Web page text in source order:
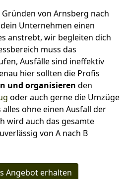
von Arnsberg nach
Unternehmen einen
anstrebt, wir begleiten dich
muss das
Ausfälle sind ineffektiv
hier sollten die Profis
und organisieren den
oder auch gerne die Umzüge
alles ohne einen Ausfall der
wird auch das gesamte
von A nach B
Angebot erhalten